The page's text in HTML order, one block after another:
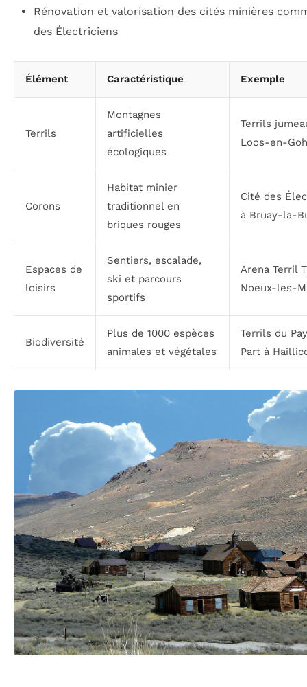
Rénovation et valorisation des cités minières
des Électriciens
Élément Caractéristique Exemple
Terrils
Montagnes
artificielles
écologiques
Terrils
Loos-en-
Corons
Habitat minier
traditionnel en
briques rouges
Cité des
à Bruay-la-
Espaces de
loisirs
Sentiers, escalade,
ski et parcours
sportifs
Arena Terril
Noeux-les-
Biodiversité
Plus de 1000 espèces
animales et végétales
Terrils du
Part à